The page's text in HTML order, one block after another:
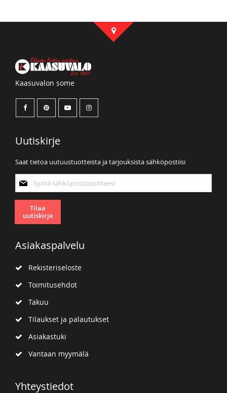
Kaasuvalon some
Uutiskirje
Saat tietoa uutuustuotteista ja tarjouksista sähköpostiisi
uutiskirjeemme:
Tilaa
uutiskirje
Asiakaspalvelu
Rekisteriseloste
Toimitusehdot
Takuu
Tilaukset ja palautukset
Asiakastuki
Vantaan myymälä
Yhteystiedot